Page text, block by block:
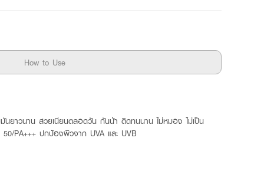
How to Use
ยาวนาน สวยเนียนตลอดวัน กันน้้า ติดทนนาน ไม่หมอง ไม่เป็น
PA+++ ปกป้องผิวจาก UVA และ UVB